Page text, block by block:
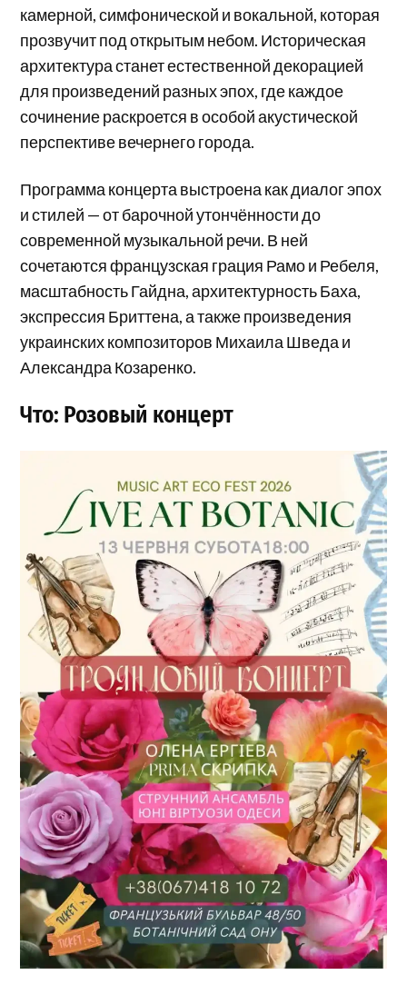
камерной, симфонической и вокальной, которая
прозвучит под открытым небом. Историческая
архитектура станет естественной декорацией
для произведений разных эпох, где каждое
сочинение раскроется в особой акустической
перспективе вечернего города.
Программа концерта выстроена как диалог эпох
и стилей — от барочной утончённости до
современной музыкальной речи. В ней
сочетаются французская грация Рамо и Ребеля,
масштабность Гайдна, архитектурность Баха,
экспрессия Бриттена, а также произведения
украинских композиторов Михаила Шведа и
Александра Козаренко.
Что: Розовый концерт